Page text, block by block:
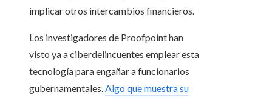
implicar otros intercambios financieros.
Los investigadores de Proofpoint han
visto ya a ciberdelincuentes emplear esta
tecnología para engañar a funcionarios
gubernamentales. Algo que muestra su